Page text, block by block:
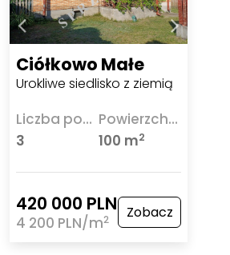
Ciółkowo Małe
Urokliwe siedlisko z ziemią
Liczba pokoi
3
Powierzchnia
100 m2
420 000 PLN
4 200 PLN/m2 Zobacz